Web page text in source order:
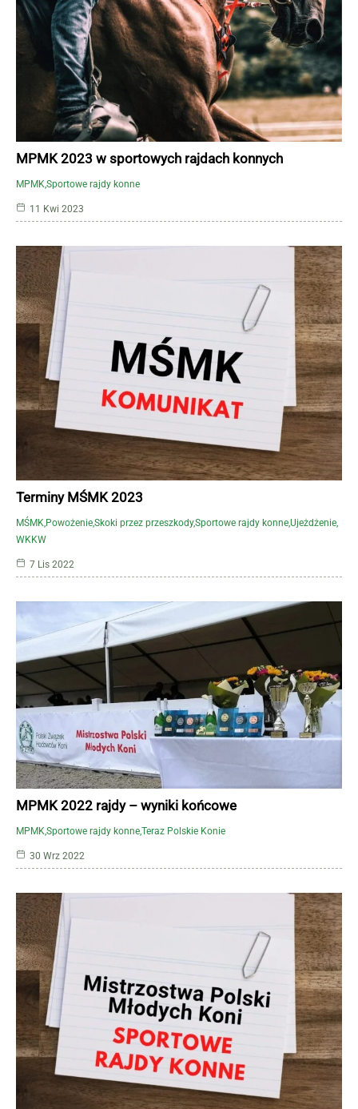
MPMKSportowe rajdy konne
MPMK 2023 w sportowych rajdach konnych
11 Kwi 2023
MŚMK PowożenieSkoki przez przeszkodySportowe rajdy konneUjeżdżenie
WKKW
Terminy MŚMK 2023
7 Lis 2022
MPMKSportowe rajdy konneTeraz Polskie Konie
MPMK 2022 rajdy – wyniki końcowe
30 Wrz 2022